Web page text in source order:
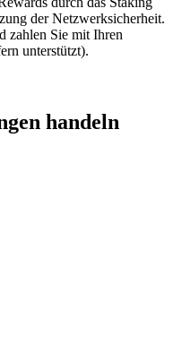
der Netzwerksicherheit.
zahlen Sie mit Ihren
unterstützt).
handeln